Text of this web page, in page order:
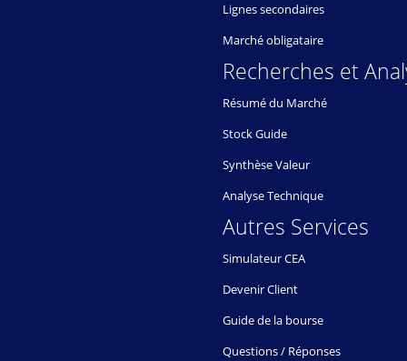
Lignes secondaires
Marché obligataire
Recherches et
Résumé du Marché
Stock Guide
Synthèse Valeur
Analyse Technique
Autres Services
Simulateur CEA
Devenir Client
Guide de la bourse
Questions / Réponses